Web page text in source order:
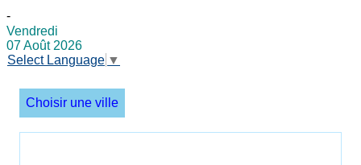
-
Vendredi
07 Août 2026
Select Language ▼
Choisir une ville